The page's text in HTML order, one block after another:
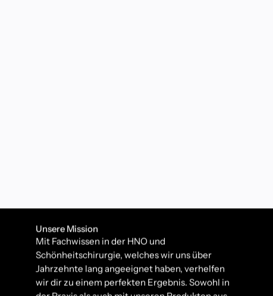
Unsere Mission
Mit Fachwissen in der HNO und
Schönheitschirurgie, welches wir uns über
Jahrzehnte lang angeeignet haben, verhelfen
wir dir zu einem perfekten Ergebnis. Sowohl in